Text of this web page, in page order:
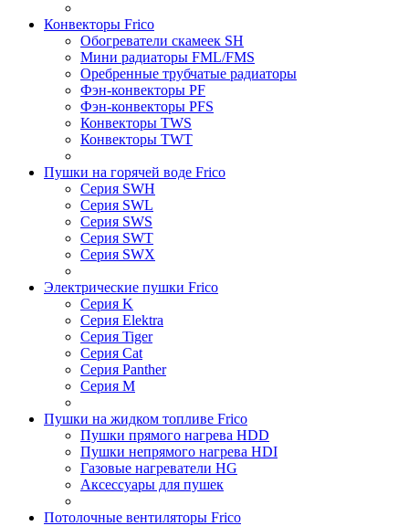
Конвекторы Frico
Обогреватели скамеек SH
Мини радиаторы FML/FMS
Оребренные трубчатые радиаторы
Фэн-конвекторы PF
Фэн-конвекторы PFS
Конвекторы TWS
Конвекторы TWT
Пушки на горячей воде Frico
Серия SWH
Серия SWL
Серия SWS
Серия SWT
Серия SWX
Электрические пушки Frico
Серия K
Серия Elektra
Серия Tiger
Серия Cat
Серия Panther
Серия M
Пушки на жидком топливе Frico
Пушки прямого нагрева HDD
Пушки непрямого нагрева HDI
Газовые нагреватели HG
Аксессуары для пушек
Потолочные вентиляторы Frico